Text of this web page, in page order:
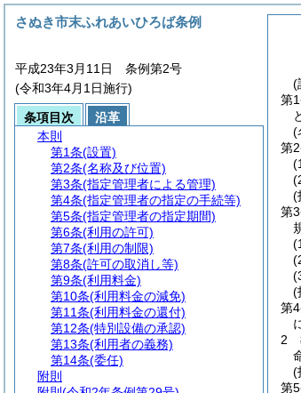
(
第
(
第
(
第
(
第
2
(
第
さぬき市末ふれあいひろば条例
平成23年3月11日 条例第2号
(令和3年4月1日施行)
条項目次
沿革
本則
第1条(設置)
第2条(名称及び位置)
第3条(指定管理者による管理)
第4条(指定管理者の指定の手続等)
第5条(指定管理者の指定期間)
第6条(利用の許可)
第7条(利用の制限)
第8条(許可の取消し等)
第9条(利用料金)
第10条(利用料金の減免)
第11条(利用料金の還付)
第12条(特別設備の承認)
第13条(利用者の義務)
第14条(委任)
附則